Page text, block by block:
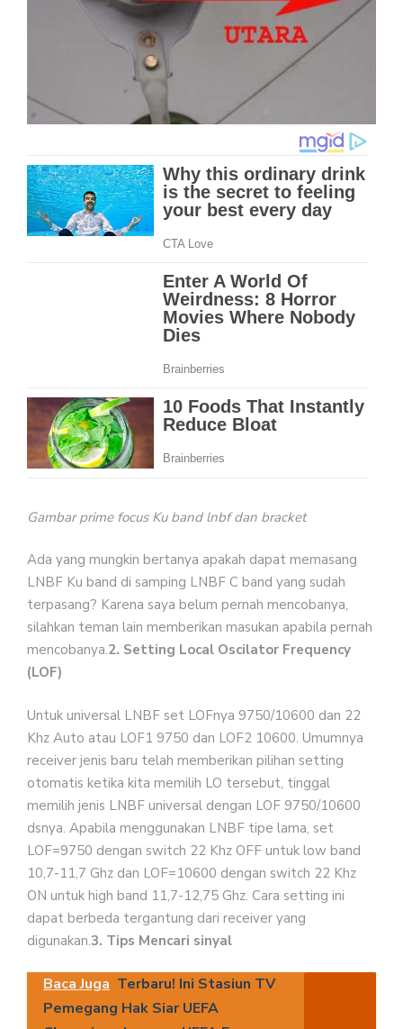
Gambar prime focus Ku band lnbf dan bracket
Ada yang mungkin bertanya apakah dapat memasang
LNBF Ku band di samping LNBF C band yang sudah
terpasang? Karena saya belum pernah mencobanya,
silahkan teman lain memberikan masukan apabila pernah
mencobanya.2. Setting Local Oscilator Frequency
(LOF)
Untuk universal LNBF set LOFnya 9750/10600 dan 22
Khz Auto atau LOF1 9750 dan LOF2 10600. Umumnya
receiver jenis baru telah memberikan pilihan setting
otomatis ketika kita memilih LO tersebut, tinggal
memilih jenis LNBF universal dengan LOF 9750/10600
dsnya. Apabila menggunakan LNBF tipe lama, set
LOF=9750 dengan switch 22 Khz OFF untuk low band
10,7-11,7 Ghz dan LOF=10600 dengan switch 22 Khz
ON untuk high band 11,7-12,75 Ghz. Cara setting ini
dapat berbeda tergantung dari receiver yang
digunakan.3. Tips Mencari sinyal
Baca Juga Terbaru! Ini Stasiun TV
Pemegang Hak Siar UEFA